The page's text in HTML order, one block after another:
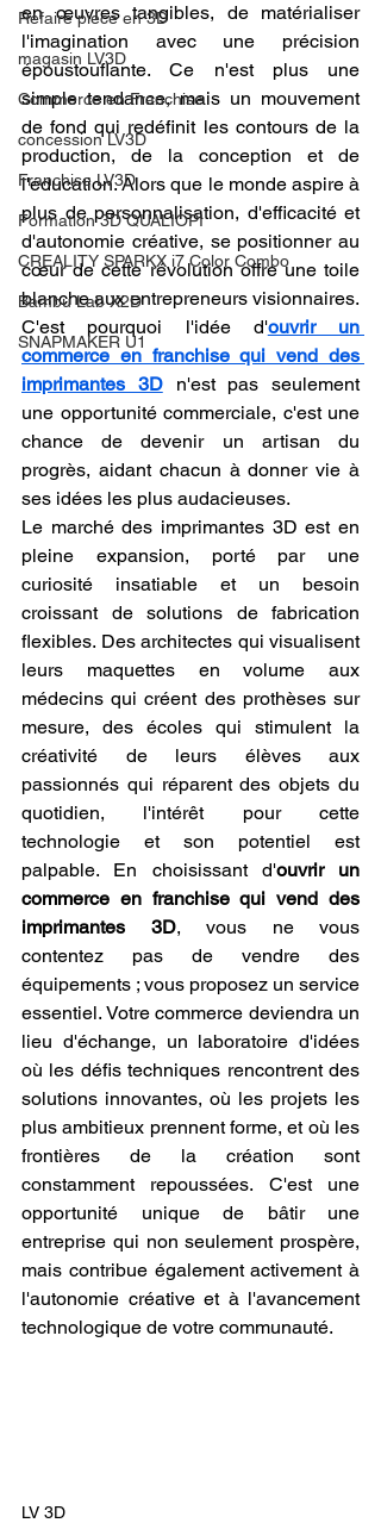
Refaire piece en 3D
magasin LV3D
Commerce en Franchise
concession LV3D
Franchise LV3D
Formation 3D QUALIOPI
CREALITY SPARKX i7 Color Combo
Bambu Lab X2D
SNAPMAKER U1
en œuvres tangibles, de matérialiser
l'imagination avec une précision
époustouflante. Ce n'est plus une
simple tendance, mais un mouvement
de fond qui redéfinit les contours de la
production, de la conception et de
l'éducation. Alors que le monde aspire à
plus de personnalisation, d'efficacité et
d'autonomie créative, se positionner au
cœur de cette révolution offre une toile
blanche aux entrepreneurs visionnaires.
C'est pourquoi l'idée d'ouvrir un
commerce en franchise qui vend des
imprimantes 3D n'est pas seulement
une opportunité commerciale, c'est une
chance de devenir un artisan du
progrès, aidant chacun à donner vie à
ses idées les plus audacieuses.
Le marché des imprimantes 3D est en
pleine expansion, porté par une
curiosité insatiable et un besoin
croissant de solutions de fabrication
flexibles. Des architectes qui visualisent
leurs maquettes en volume aux
médecins qui créent des prothèses sur
mesure, des écoles qui stimulent la
créativité de leurs élèves aux
passionnés qui réparent des objets du
quotidien, l'intérêt pour cette
technologie et son potentiel est
palpable. En choisissant d'ouvrir un
commerce en franchise qui vend des
imprimantes 3D, vous ne vous
contentez pas de vendre des
équipements ; vous proposez un service
essentiel. Votre commerce deviendra un
lieu d'échange, un laboratoire d'idées
où les défis techniques rencontrent des
solutions innovantes, où les projets les
plus ambitieux prennent forme, et où les
frontières de la création sont
constamment repoussées. C'est une
opportunité unique de bâtir une
entreprise qui non seulement prospère,
mais contribue également activement à
l'autonomie créative et à l'avancement
technologique de votre communauté.
LV 3D